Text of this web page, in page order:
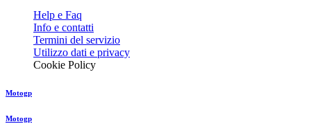
Help e Faq
Info e contatti
Termini del servizio
Utilizzo dati e privacy
Cookie Policy
Motogp
Motogp